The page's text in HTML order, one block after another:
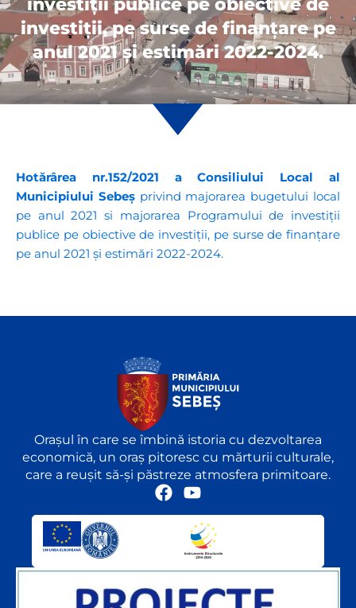
investiții publice pe obiective de
investiții, pe surse de finanțare pe
anul 2021 și estimări 2022-2024.
Hotărârea nr.152/2021 a Consiliului Local al
Municipiului Sebeșprivind majorarea bugetului local
pe anul 2021 si majorarea Programului de investiții
publice pe obiective de investiții, pe surse de finanțare
pe anul 2021 și estimări 2022-2024.
Orașul în care se îmbină istoria cu dezvoltarea
economică, un oraș pitoresc cu mărturii culturale,
care a reușit să-și păstreze atmosfera primitoare.
F
o
o
Y
u
t
u
b
e